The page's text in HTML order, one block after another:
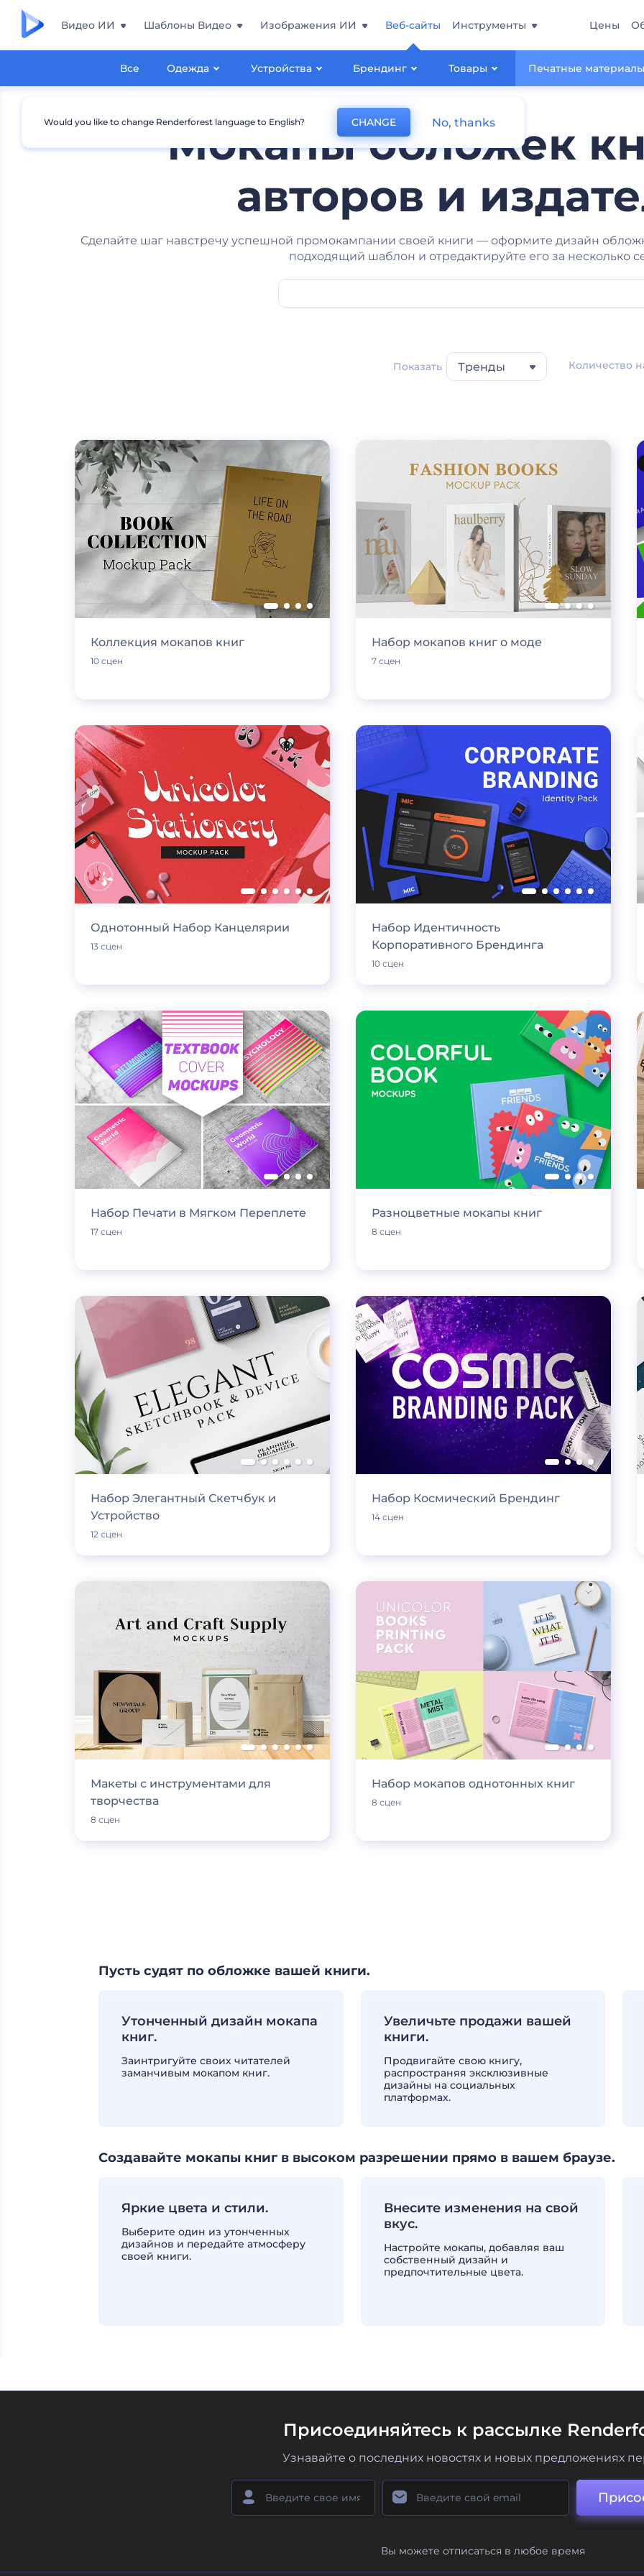
Видео ИИ Шаблоны Видео Изображения ИИ Веб-сайты
Все Одежда Устройства Брендинг Товары Печатные
Инструменты Цены
Мокапы обложек
авторов и
Сделайте шаг навстречу успешной промокампании своей книги — оформите дизайн
подходящий шаблон и отредактируйте его за несколько
Показать Тренды Количество
Коллекция мокапов книг
10 сцен
Набор мокапов книг о моде
7 сцен
Однотонный Набор Канцелярии
13 сцен
Набор Идентичность
Корпоративного Брендинга
10 сцен
Набор Печати в Мягком Переплете
17 сцен
Разноцветные мокапы книг
8 сцен
Набор Элегантный Скетчбук и
Устройство
12 сцен
Набор Космический Брендинг
14 сцен
Макеты с инструментами для
творчества
8 сцен
Набор мокапов однотонных книг
8 сцен
Пусть судят по обложке вашей книги.
Утонченный дизайн мокапа
книг.
Заинтригуйте своих читателей
заманчивым мокапом книг.
Увеличьте продажи вашей
книги.
Продвигайте свою книгу,
распространяя эксклюзивные
дизайны на социальных
платформах.
Создавайте мокапы книг в высоком разрешении прямо в вашем браузе.
Яркие цвета и стили.
Выберите один из утонченных
дизайнов и передайте атмосферу
своей книги.
Внесите изменения на свой
вкус.
Настройте мокапы, добавляя ваш
собственный дизайн и
предпочтительные цвета.
Присоединяйтесь к рассылке
Узнавайте о последних новостях и новых предложениях
Вы можете отписаться в любое время
Would you like to change Renderforest language to English? CHANGE No, thanks